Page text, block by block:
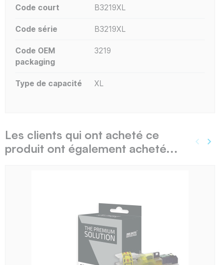
Code court B3219XL
Code série B3219XL
Code OEM
packaging
3219
Type de capacité XL
Les clients qui ont acheté ce
produit ont également acheté...
keyboard_arrow_left keyboard_arrow_right